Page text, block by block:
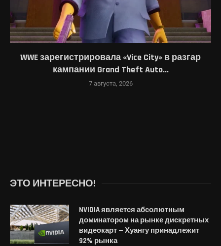
WWE зарегистрировала «Vice City» в разгар
кампании Grand Theft Auto...
7 августа, 2026
ЭТО ИНТЕРЕСНО!
NVIDIA является абсолютным
доминатором на рынке дискретных
видеокарт — Хуангу принадлежит
92% рынка